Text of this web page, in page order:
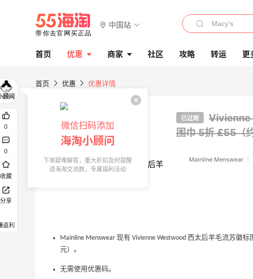
中国站
首页 优惠 商家 社区 攻略 转运 更
首页 优惠 优惠详情
已过期
Vivienne
围巾5折 £55（
Mainline Menswear
Mainline Menswear 现有 Vivienne Westwood 西太后羊毛流苏徽
元）。
无需使用优惠码。
0
0
收藏
分享
返利
微信扫码添加
海淘小顾问
下单疑难解答，重大折扣及时提醒
进海淘交流群，专属福利活动